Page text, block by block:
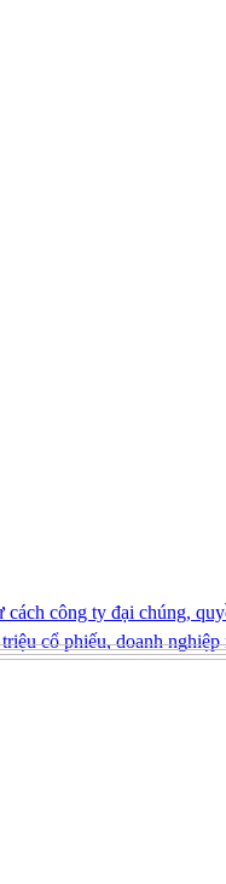
công ty đại chúng,
cổ phiếu, doanh nghiệp